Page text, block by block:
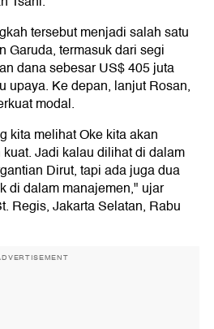
tersebut menjadi salah satu
Garuda, termasuk dari segi
dana sebesar US$ 405 juta
upaya. Ke depan, lanjut Rosan,
modal.
kita melihat Oke kita akan
Jadi kalau dilihat di dalam
Dirut, tapi ada juga dua
di dalam manajemen," ujar
Regis, Jakarta Selatan, Rabu